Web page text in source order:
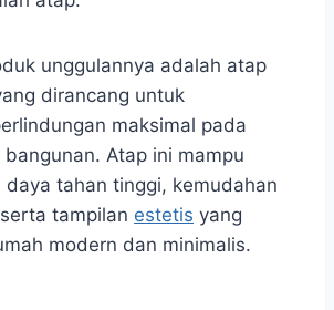
unggulannya adalah atap
dirancang untuk
maksimal pada
Atap ini mampu
daya tahan tinggi, kemudahan
tampilan estetis yang
modern dan minimalis.